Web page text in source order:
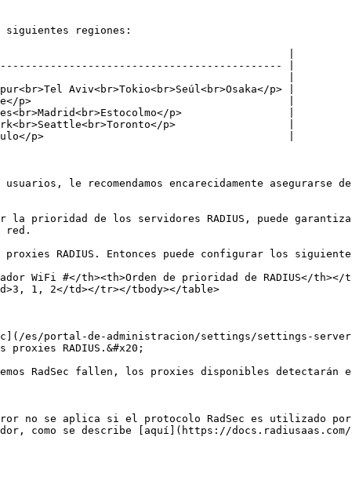
siguientes regiones:
|
|
|
Aviv<br>Tokio<br>Seúl<br>Osaka</p> |
p>                                         |
p>                 |
p>                  |
Paulo</p>                                       |
le recomendamos encarecidamente
la prioridad de los servidores RADIUS, puede
red.
RADIUS. Entonces puede configurar los
WiFi #</th><th>Orden de prioridad de RADIUS</
1, 2</td></tr></tbody></table>
es/portal-de-administracion/settings/settings-
RADIUS.&#x20;
RadSec fallen, los proxies disponibles
no se aplica si el protocolo RadSec es utilizado
como se describe [aquí](https://